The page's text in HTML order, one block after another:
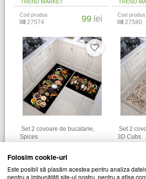
TREND MARKET
Cod produs
27574 99 lei
TREND
Cod produs
27580
​ Set 2 covoare de bucatarie,
Spices
27578 99 lei
Set 2
3D Cubs
27581
Folosim cookie-uri
Este posibil să plasăm acestea pentru analiza
pentru a îmbunătăți site-ul nostru, pentru a afișa